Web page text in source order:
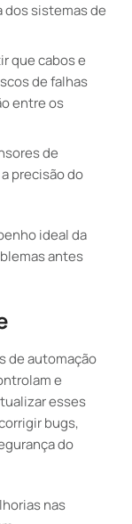
dos sistemas de
que cabos e
de falhas
entre os
de
precisão do
ideal da
antes
de automação
e
esses
bugs,
do
nas